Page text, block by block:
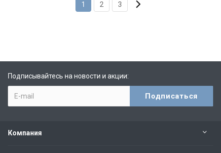
1 2 3
Подписывайтесь на новости и акции:
Компания